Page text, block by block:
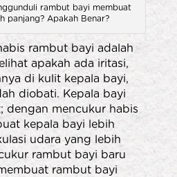
rambut bayi membuat
panjang? Apakah Benar?
rambut bayi adalah
apakah ada iritasi,
di kulit kepala bayi,
diobati. Kepala bayi
dengan mencukur habis
kepala bayi lebih
udara yang lebih
rambut bayi baru
rambut bayi